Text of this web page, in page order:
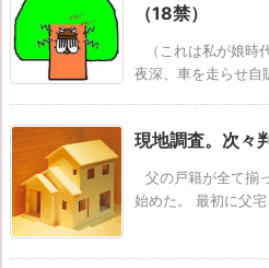
（18禁）
（これは私が娘
夜深、車を走らせ自
現地調査。次々
父の戸籍が全て揃
始めた。 最初に父